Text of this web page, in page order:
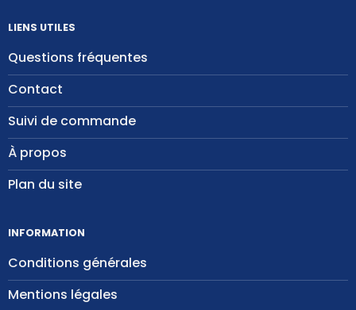
LIENS UTILES
Questions fréquentes
Contact
Suivi de commande
À propos
Plan du site
INFORMATION
Conditions générales
Mentions légales